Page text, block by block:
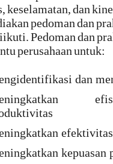
keselamatan, dan
pedoman dan
Pedoman dan
perusahaan untuk:
dan
kepuasan